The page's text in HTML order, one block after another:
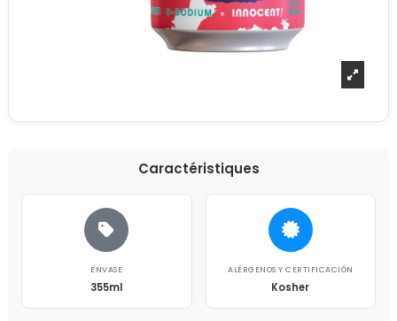
Caractéristiques
ENVASE
355ml
ALÉRGENOS Y CERTIFICACIÓN
Kosher